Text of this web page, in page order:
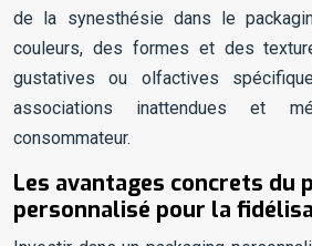
de la synesthésie dans le
couleurs, des formes et des
gustatives ou olfactives
associations inattendues et
consommateur.
Les avantages concrets du
personnalisé pour la